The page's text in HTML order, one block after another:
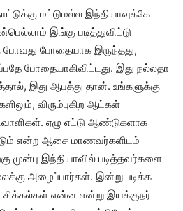
மட்டுமல்ல இந்தியாவுக்கே
இங்கு படித்துவிட்டு
போவது போதையாக இருந்தது,
போதையாகிவிட்டது. இது நல்லதா
இது ஆபத்து தான். உங்களுக்கு
விரும்புகிற ஆட்கள்
ஏழு எட்டு ஆண்டுகளாக
என்ற ஆசை மாணவர்களிடம்
முன்பு இந்தியாவில் படித்தவர்களை
அழைப்பார்கள். இன்று படிக்க
சிக்கல்கள் என்ன என்று இயக்குநர்